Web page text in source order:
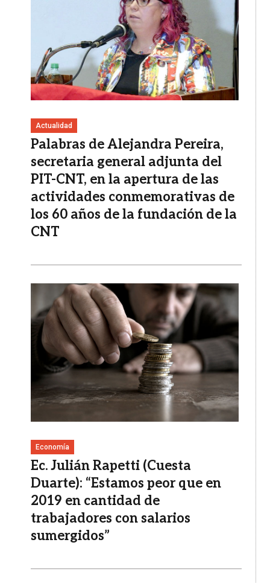
Actualidad
Palabras de Alejandra Pereira,
secretaria general adjunta del
PIT-CNT, en la apertura de las
actividades conmemorativas de
los 60 años de la fundación de la
CNT
Imagen
Economía
Ec. Julián Rapetti (Cuesta
Duarte): “Estamos peor que en
2019 en cantidad de
trabajadores con salarios
sumergidos”